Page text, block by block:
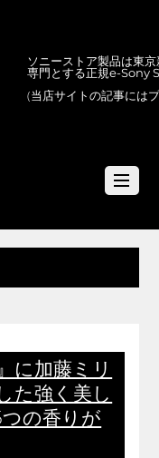
ソニーストア製品は東
専門とする正規e-Sony
(当店サイトの記事には
に加藤ミリ
た強く美し
の香りが